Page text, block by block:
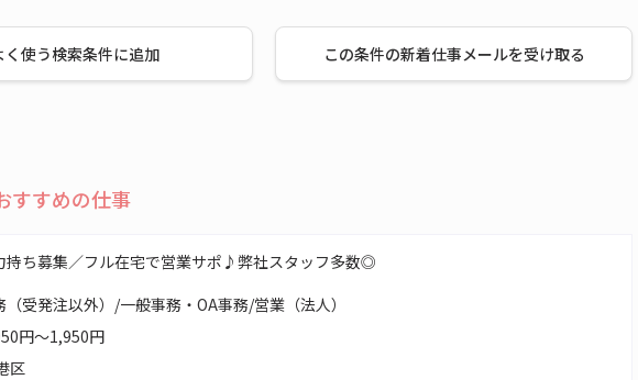
く使う検索条件に追加 この条件の新着仕事メールを受け取る
すすめの仕事
持ち募集／フル在宅で営業サポ♪弊社スタッフ多数◎
（受発注以外）/一般事務・OA事務/営業（法人）
円～1,950円
区